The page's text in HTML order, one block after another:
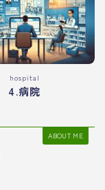
hospital
4.病院
ABOUT ME